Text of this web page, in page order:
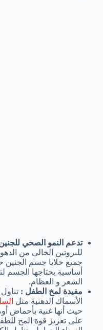
تدعم النمو الصحي
للبروتين الخالي من
جميع خلايا جسم
أساسية يحتاجها الجسم
الشعر و العظام.
مفيدة لمخ الطفل :
الأسماك الدهنية مثل
على تعزيز قوة المخ